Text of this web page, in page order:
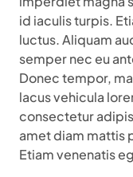
id iaculis turpis.
luctus. Aliquam
semper nec eu
Donec tempor,
lacus vehicula
consectetur
amet diam mattis
Etiam venenatis